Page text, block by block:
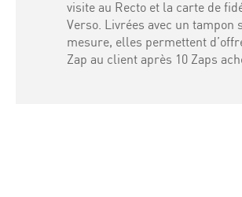
visite au Recto et la carte de
Verso. Livrées avec un tampon
mesure, elles permettent
Zap au client après 10 Zaps